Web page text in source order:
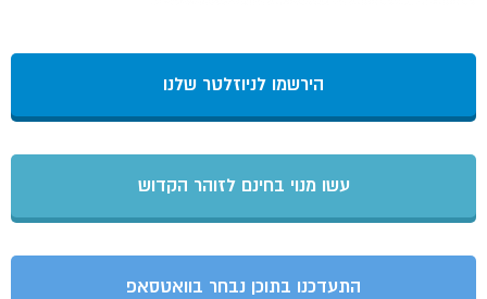
הירשמו לניוזלטר שלנו
עשו מנוי בחינם לזוהר הקדוש
התעדכנו בתוכן נבחר בוואטסאפ